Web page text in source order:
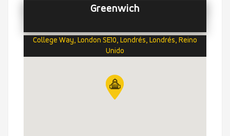
Greenwich
College Way, London SE10, Londrés, Londrés, Reino
Unido